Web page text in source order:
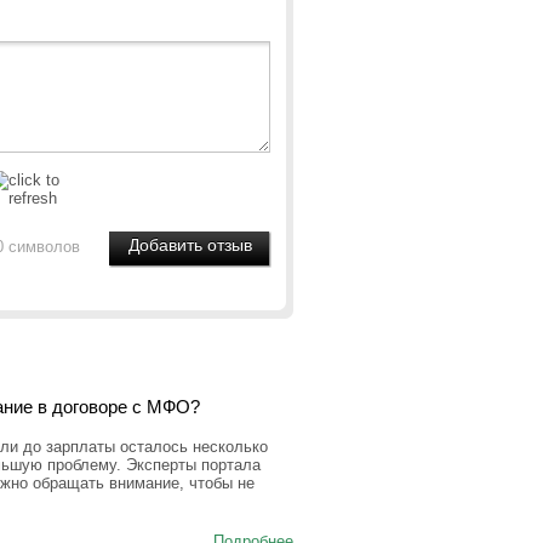
символов
в договоре с МФО?
до зарплаты осталось несколько
проблему. Эксперты портала
обращать внимание, чтобы не